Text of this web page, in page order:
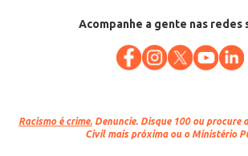
Acompanhe a gente nas redes
Racismo é crime. Denuncie. Disque 100 ou procure
Civil mais próxima ou o Ministério